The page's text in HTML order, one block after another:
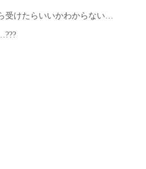
受けたらいいかわからない…